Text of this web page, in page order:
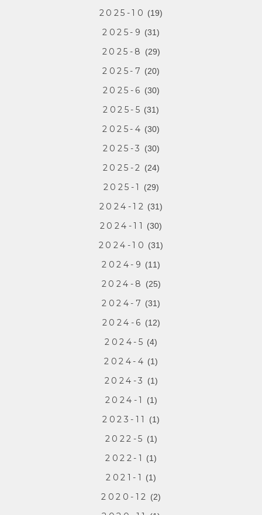
2025-10 (19)
2025-9 (31)
2025-8 (29)
2025-7 (20)
2025-6 (30)
2025-5 (31)
2025-4 (30)
2025-3 (30)
2025-2 (24)
2025-1 (29)
2024-12 (31)
2024-11 (30)
2024-10 (31)
2024-9 (11)
2024-8 (25)
2024-7 (31)
2024-6 (12)
2024-5 (4)
2024-4 (1)
2024-3 (1)
2024-1 (1)
2023-11 (1)
2022-5 (1)
2022-1 (1)
2021-1 (1)
2020-12 (2)